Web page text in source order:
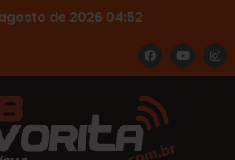
de 2026 04:52